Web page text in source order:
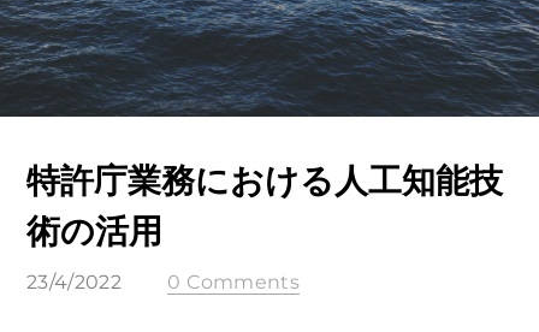
特許庁業務における人工知能技
術の活用
23/4/2022 0 Comments